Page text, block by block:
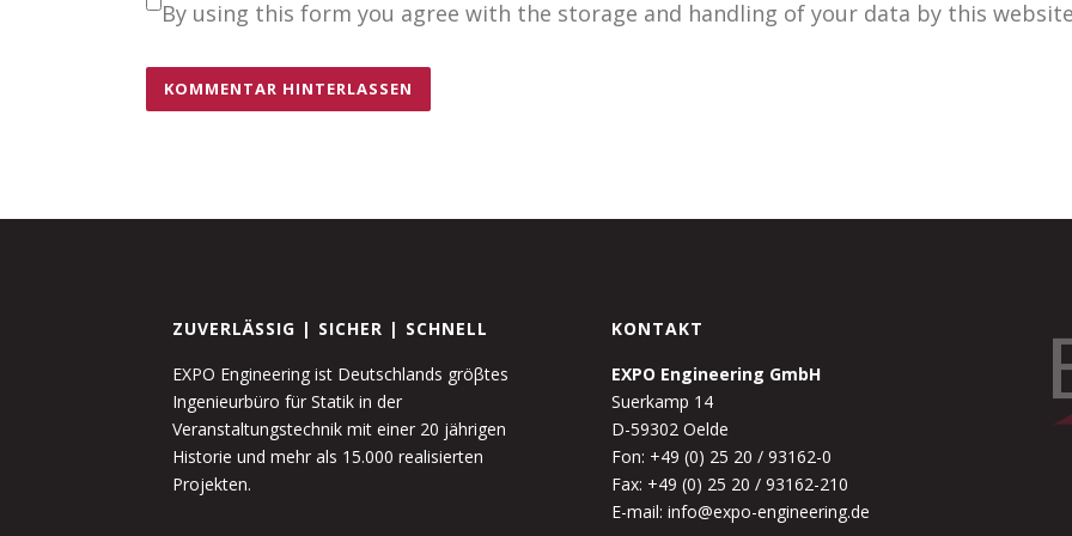
By using this form you agree with the storage and handling of your data by this
ZUVERLÄSSIG | SICHER | SCHNELL
EXPO Engineering ist Deutschlands gröβtes
Ingenieurbüro für Statik in der
Veranstaltungstechnik mit einer 20 jährigen
Historie und mehr als 15.000 realisierten
Projekten.
KONTAKT
EXPO Engineering GmbH
Suerkamp 14
D-59302 Oelde
Fon: +49 (0) 25 20 / 93162-0
Fax: +49 (0) 25 20 / 93162-210
E-mail: info@expo-engineering.de